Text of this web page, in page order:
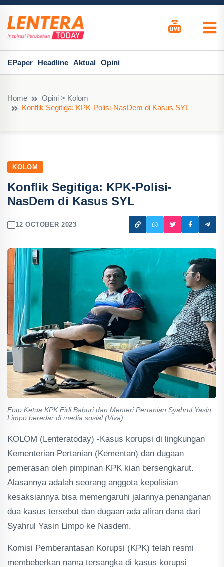
EPaper Headline Aktual Opini
Home
Opini > Kolom
Konflik Segitiga: KPK-Polisi-NasDem di Kasus SYL
KOLOM
Konflik Segitiga: KPK-Polisi-
NasDem di Kasus SYL
12 OCTOBER 2023
Foto Ketua KPK Firli Bahuri dan Menteri Pertanian Syahrul Yasin
Limpo beredar di media sosial (Viva)
KOLOM (Lenteratoday) -Kasus korupsi di lingkungan
Kementerian Pertanian (Kementan) dan dugaan
pemerasan oleh pimpinan KPK kian bersengkarut.
Alasannya adalah seorang anggota kepolisian
kesaksiannya bisa memengaruhi jalannya penanganan
dua kasus tersebut dan dugaan ada aliran dana dari
Syahrul Yasin Limpo ke Nasdem.
Komisi Pemberantasan Korupsi (KPK) telah resmi
membeberkan nama tersangka di kasus korupsi